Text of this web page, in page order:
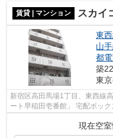
賃貸 | マンション スカイ
東
山
都
築
東
新宿区高田馬場1丁目、東西線
ート早稲田壱番館」 宅配ボッ
現在空室